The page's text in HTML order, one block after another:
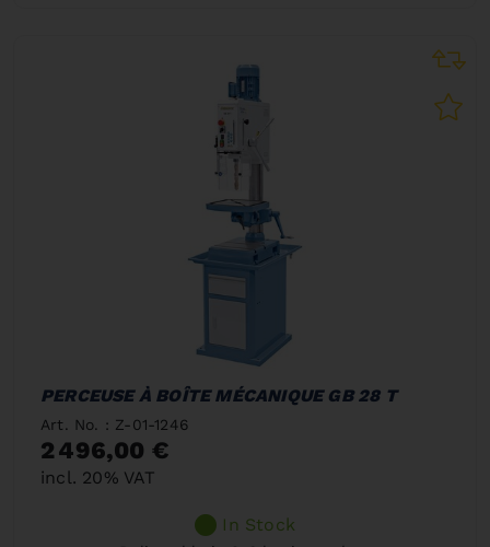
PERCEUSE À BOÎTE MÉCANIQUE GB 28 T
Art. No. : Z-01-1246
2 496,00 €
incl. 20% VAT
In Stock